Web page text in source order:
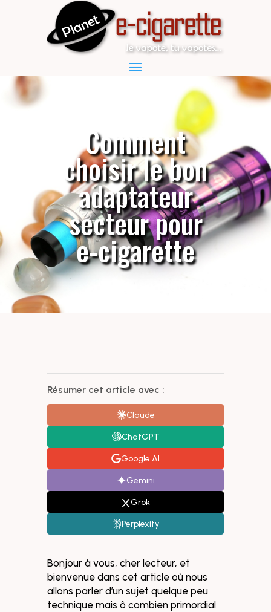
Comment
choisir le bon
adaptateur
secteur pour
e-cigarette
Résumer cet article avec :
Claude
ChatGPT
Google AI
Gemini
Grok
Perplexity
Bonjour à vous, cher lecteur, et
bienvenue dans cet article où nous
allons parler d’un sujet quelque peu
technique mais ô combien primordial